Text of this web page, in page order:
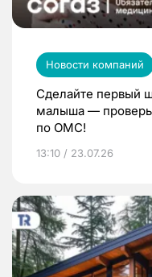
Новости компаний
Сделайте первый
малыша —
по ОМС!
13:10 / 23.07.26